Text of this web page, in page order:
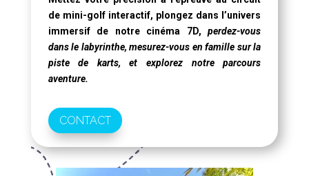
de mini-golf interactif, plongez dans l’univers
immersif de notre cinéma 7D,perdez-vous
dans le labyrinthe, mesurez-vous en famille sur la
piste de karts, et explorez notre parcours
aventure.
CONTACT